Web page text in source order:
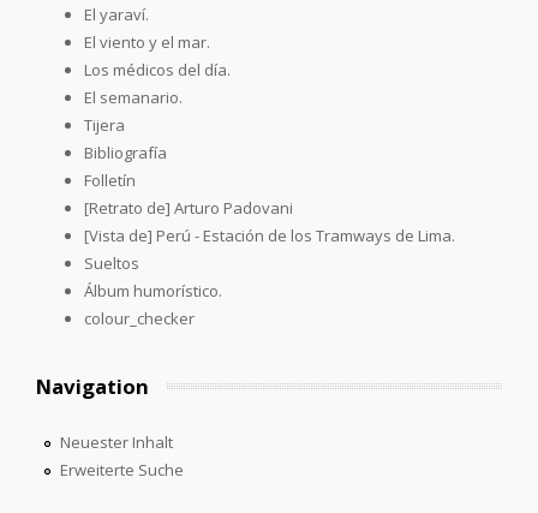
El yaraví.
El viento y el mar.
Los médicos del día.
El semanario.
Tijera
Bibliografía
Folletín
[Retrato de] Arturo Padovani
[Vista de] Perú - Estación de los Tramways de Lima.
Sueltos
Álbum humorístico.
colour_checker
Navigation
Neuester Inhalt
Erweiterte Suche